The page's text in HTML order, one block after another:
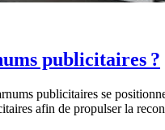
publicitaires ?
publicitaires se
afin de propulser la